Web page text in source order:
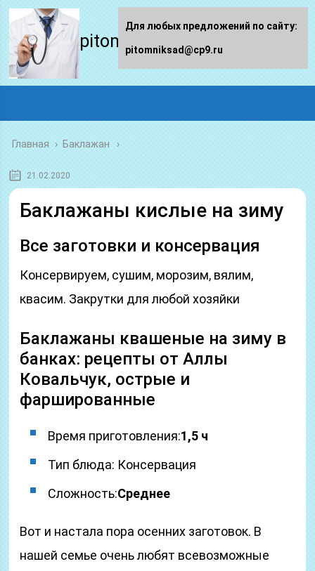
pitomniksad.ru
Главная › Баклажан
21.02.2020
Баклажаны кислые на зиму
Все заготовки и консервация
Консервируем, сушим, морозим, вялим,
квасим. Закрутки для любой хозяйки
Баклажаны квашеные на зиму в
банках: рецепты от Аллы
Ковальчук, острые и
фаршированные
Время приготовления:1,5 ч
Тип блюда: Консервация
Сложность:Среднее
Вот и настала пора осенних заготовок. В
нашей семье очень любят всевозможные
Для любых предложений по сайту:
pitomniksad@cp9.ru